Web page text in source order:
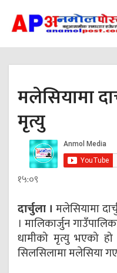
मलेसियामा
मृत्यु
१५:०९
दार्चुला । मलेसियामा
। मालिकार्जुन
धामीको मृत्यु भएको हो
सिलसिलामा मलेसिया